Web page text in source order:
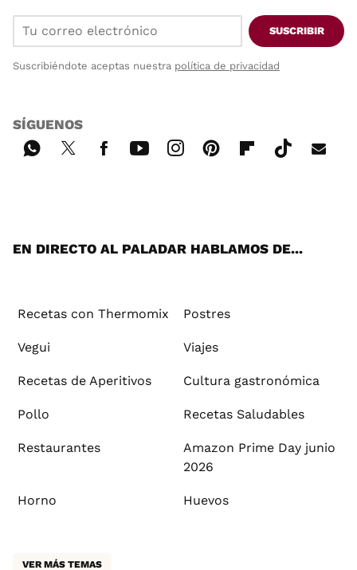
SUSCRIBIR
Suscribiéndote aceptas nuestra política de privacidad
SÍGUENOS
EN DIRECTO AL PALADAR HABLAMOS DE...
Recetas con Thermomix Postres
Vegui Viajes
Recetas de Aperitivos Cultura gastronómica
Pollo Recetas Saludables
Restaurantes
Amazon Prime Day junio
2026
Horno Huevos
VER MÁS TEMAS